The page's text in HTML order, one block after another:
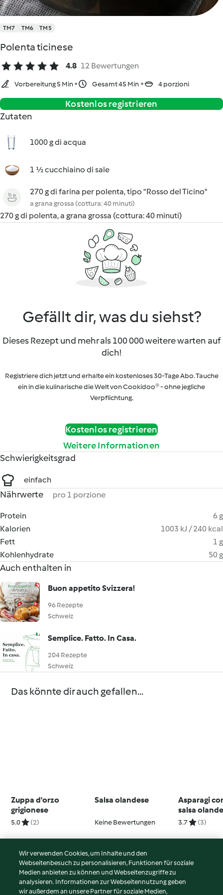
TM7 TM6 TM5
Polenta ticinese
4.8 12 Bewertungen
Vorbereitung 5 Min Gesamt 45 Min 4 porzioni
Kostenlos registrieren
Zutaten
1000 g di acqua
1 ½ cucchiaino di sale
270 g di farina per polenta, tipo "Rosso del Ticino"
a grana grossa (cottura: 40 minuti)
270 g di polenta, a grana grossa (cottura: 40 minuti)
Gefällt dir, was du siehst?
Dieses Rezept und mehr als 100 000 weitere warten auf
dich!
Registriere dich jetzt und erhalte ein kostenloses 30-Tage Abo. Tauche
ein in die kulinarische die Welt von Cookidoo® - ohne jegliche
Verpflichtung.
Kostenlos registrieren
Weitere Informationen
Schwierigkeitsgrad
einfach
Nährwerte pro 1 porzione
Protein
6 g
Kalorien
1003 kJ / 240 kcal
Fett
1 g
Kohlenhydrate
50 g
Auch enthalten in
Buon appetito Svizzera!
96 Rezepte
Schweiz
Semplice. Fatto. In Casa.
204 Rezepte
Schweiz
Das könnte dir auch gefallen...
Zuppa d'orzo
grigionese
5.0 (2)
Salsa olandese
Keine Bewertungen
Asparagi
salsa
yogurt
3.7 (3)
© Copyright 2026
Nutzungsbedingungen
Wir verwenden Cookies, um Inhalte und den
Webseitenbesuch zu personalisieren, Funktionen für soziale
Medien anbieten zu können und Webseitenzugriffe zu
analysieren. Informationen zur Webseitennutzung geben
wir außerdem an unsere Partner für soziale Medien,